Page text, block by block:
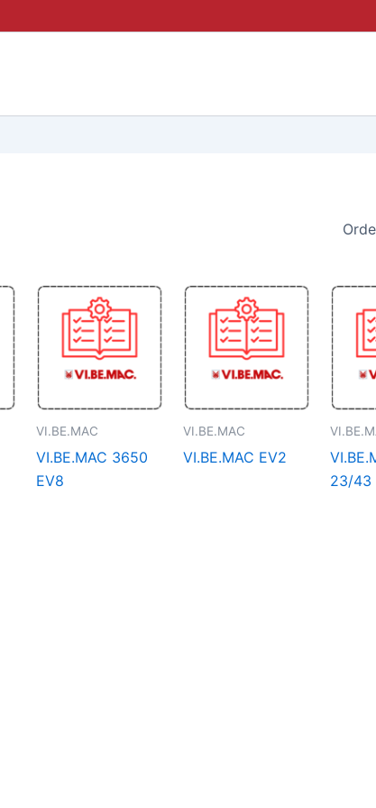
VI.BE.MAC
VI.BE.MAC 3650
EV8
VI.BE.MAC
VI.BE.MAC EV2
23/43